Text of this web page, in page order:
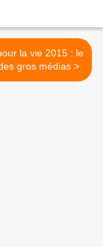
la vie 2015 : le
silence des gros médias >